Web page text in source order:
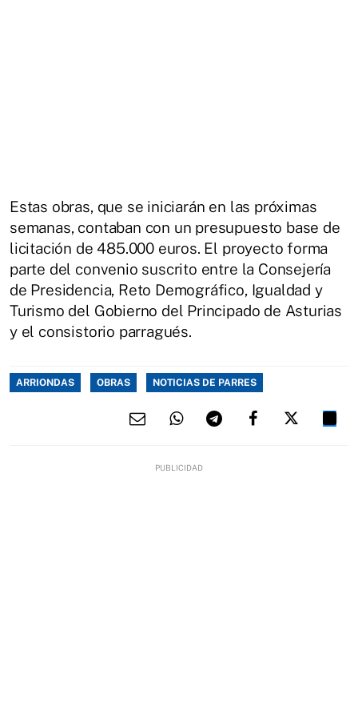
Estas obras, que se iniciarán en las próximas
semanas, contaban con un presupuesto base de
licitación de 485.000 euros. El proyecto forma
parte del convenio suscrito entre la Consejería
de Presidencia, Reto Demográfico, Igualdad y
Turismo del Gobierno del Principado de Asturias
y el consistorio parragués.
ARRIONDAS OBRAS NOTICIAS DE PARRES